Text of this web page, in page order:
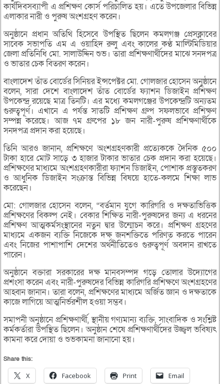
কার্যদিবসব্যাপী এ প্রশিক্ষণ কোর্স পরিচালিত হয়। এতে উপজেলার বিভিন্ন
এলাকার নারী ও পুরুষ অংশগ্রহণ করেন।
অনুষ্ঠানে প্রধান অতিথি হিসেবে উপস্থিত ছিলেন কমলগঞ্জ প্রেসক্লাবের
সাবেক সভাপতি এম এ ওয়াহিদ রুলু এবং কালের কণ্ঠ মাল্টিমিডিয়ার
জেলা প্রতিনিধি মো. সালাউদ্দিন শুভ। তারা প্রশিক্ষণার্থীদের মাঝে সনদপত্র
ও ভাতার চেক বিতরণ করেন।
বাংলাদেশ তাঁত বোর্ডের সিনিয়র ইন্সপেক্টর মো. গোলজার হোসেন অনুষ্ঠানে
বলেন, সারা দেশে বাংলাদেশ তাঁত বোর্ডের ফ্যাশন ডিজাইন প্রশিক্ষণ
উপকেন্দ্র রয়েছে মাত্র তিনটি। এর মধ্যে কমলগঞ্জের উপকেন্দ্রটি অন্যতম
গুরুত্বপূর্ণ। এখানে এ পর্যন্ত সাতটি প্রশিক্ষণ গ্রুপ সফলভাবে প্রশিক্ষণ
সম্পন্ন করেছে। আজ ৭ম গ্রুপের ১৮ জন নারী-পুরুষ প্রশিক্ষণার্থীকে
সনদপত্র প্রদান করা হয়েছে।
তিনি আরও জানান, প্রশিক্ষণে অংশগ্রহণকারী প্রত্যেককে দৈনিক ৫০০
টাকা হারে মোট সাড়ে ৩ হাজার টাকার ভাতার চেক প্রদান করা হয়েছে।
প্রশিক্ষণের মাধ্যমে অংশগ্রহণকারীরা ফ্যাশন ডিজাইন, পোশাক প্রস্তুতকরণ
ও আধুনিক ডিজাইন সংক্রান্ত বিভিন্ন বিষয়ে হাতে-কলমে শিক্ষা লাভ
করেছেন।
মো: গোলজার হোসেন বলেন, “বর্তমান যুগে কারিগরি ও দক্ষতাভিত্তিক
প্রশিক্ষণের বিকল্প নেই। বেকার শিক্ষিত নারী-পুরুষদের জন্য এ ধরনের
প্রশিক্ষণ আত্মকর্মসংস্থানের নতুন দ্বার উন্মোচন করে। প্রশিক্ষণ গ্রহণের
মাধ্যমে একজন ব্যক্তি নিজেকে দক্ষ জনশক্তিতে পরিণত করতে পারেন
এবং নিজের পাশাপাশি দেশের অর্থনীতিতেও গুরুত্বপূর্ণ অবদান রাখতে
পারেন।
অনুষ্ঠানে বক্তারা সরকারের দক্ষ মানবসম্পদ গড়ে তোলার উদ্যোগের
প্রশংসা করেন এবং নারী-পুরুষদের বিভিন্ন কারিগরি প্রশিক্ষণে অংশগ্রহণের
আহ্বান জানান। তারা বলেন, প্রশিক্ষণের মাধ্যমে অর্জিত জ্ঞান ও দক্ষতাকে
কাজে লাগিয়ে আত্মনির্ভরশীল হওয়া সম্ভব।
সমাপনী অনুষ্ঠানে প্রশিক্ষণার্থী, স্থানীয় গণ্যমান্য ব্যক্তি, সাংবাদিক ও সংশ্লিষ্ট
কর্মকর্তারা উপস্থিত ছিলেন। অনুষ্ঠান শেষে প্রশিক্ষণার্থীদের উজ্জ্বল ভবিষ্যৎ
কামনা করে দোয়া ও শুভকামনা জানানো হয়।
Share this:
X Facebook Print Email